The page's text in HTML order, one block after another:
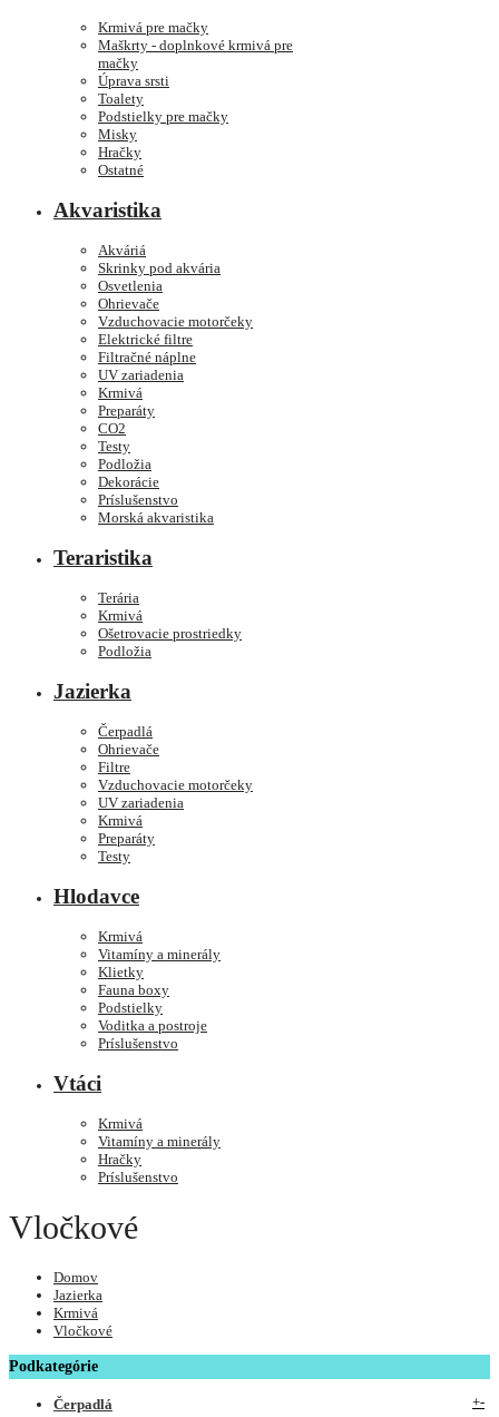
Krmivá pre mačky
Maškrty - doplnkové krmivá pre
mačky
Úprava srsti
Toalety
Podstielky pre mačky
Misky
Hračky
Ostatné
Akvaristika
Akváriá
Skrinky pod akvária
Osvetlenia
Ohrievače
Vzduchovacie motorčeky
Elektrické filtre
Filtračné náplne
UV zariadenia
Krmivá
Preparáty
CO2
Testy
Podložia
Dekorácie
Príslušenstvo
Morská akvaristika
Teraristika
Terária
Krmivá
Ošetrovacie prostriedky
Podložia
Jazierka
Čerpadlá
Ohrievače
Filtre
Vzduchovacie motorčeky
UV zariadenia
Krmivá
Preparáty
Testy
Hlodavce
Krmivá
Vitamíny a minerály
Klietky
Fauna boxy
Podstielky
Voditka a postroje
Príslušenstvo
Vtáci
Krmivá
Vitamíny a minerály
Hračky
Príslušenstvo
Vločkové
Domov
Jazierka
Krmivá
Vločkové
Podkategórie
Čerpadlá +-